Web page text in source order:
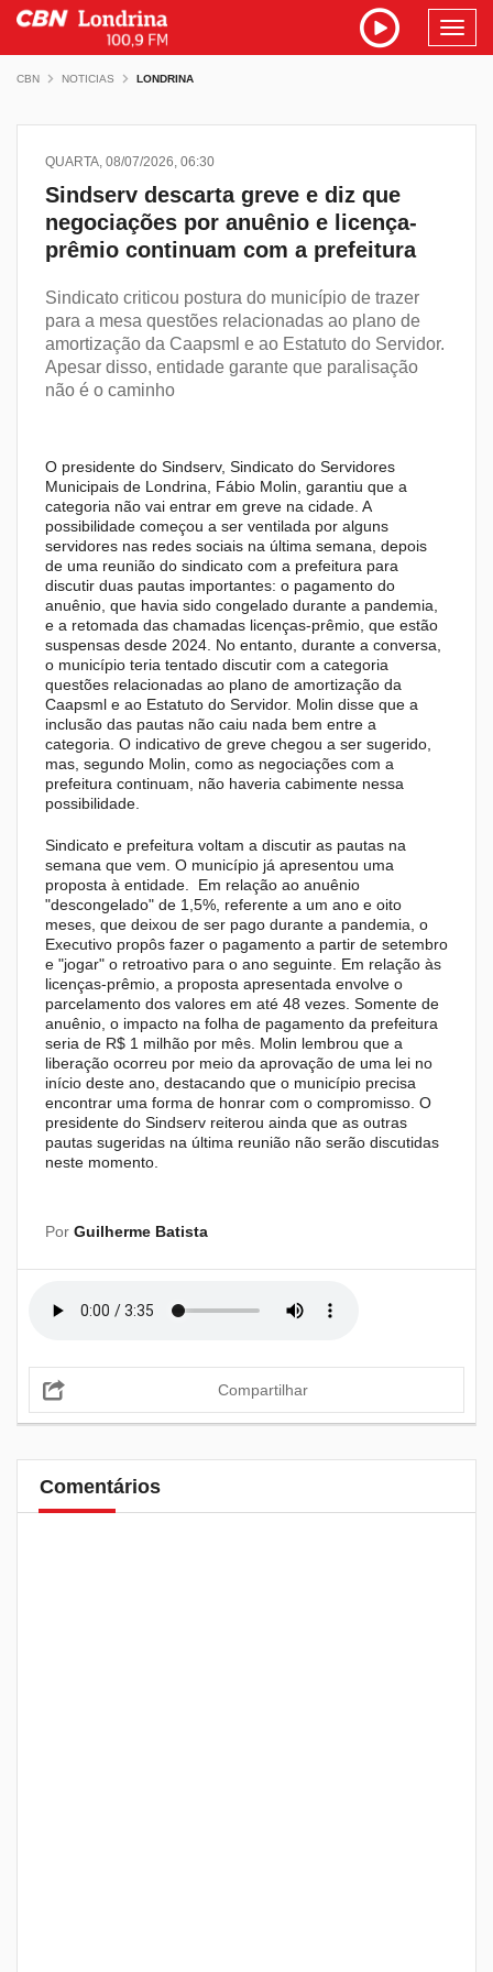
CBN NOTICIAS LONDRINA
QUARTA, 08/07/2026, 06:30
Sindserv descarta greve e diz que
negociações por anuênio e licença-
prêmio continuam com a prefeitura
Sindicato criticou postura do município de trazer
para a mesa questões relacionadas ao plano de
amortização da Caapsml e ao Estatuto do Servidor.
Apesar disso, entidade garante que paralisação
não é o caminho
O presidente do Sindserv, Sindicato do Servidores
Municipais de Londrina, Fábio Molin, garantiu que a
categoria não vai entrar em greve na cidade. A
possibilidade começou a ser ventilada por alguns
servidores nas redes sociais na última semana, depois
de uma reunião do sindicato com a prefeitura para
discutir duas pautas importantes: o pagamento do
anuênio, que havia sido congelado durante a pandemia,
e a retomada das chamadas licenças-prêmio, que estão
suspensas desde 2024. No entanto, durante a conversa,
o município teria tentado discutir com a categoria
questões relacionadas ao plano de amortização da
Caapsml e ao Estatuto do Servidor. Molin disse que a
inclusão das pautas não caiu nada bem entre a
categoria. O indicativo de greve chegou a ser sugerido,
mas, segundo Molin, como as negociações com a
prefeitura continuam, não haveria cabimente nessa
possibilidade.
Sindicato e prefeitura voltam a discutir as pautas na
semana que vem. O município já apresentou uma
proposta à entidade. Em relação ao anuênio
"descongelado" de 1,5%, referente a um ano e oito
meses, que deixou de ser pago durante a pandemia, o
Executivo propôs fazer o pagamento a partir de setembro
e "jogar" o retroativo para o ano seguinte. Em relação às
licenças-prêmio, a proposta apresentada envolve o
parcelamento dos valores em até 48 vezes. Somente de
anuênio, o impacto na folha de pagamento da prefeitura
seria de R$ 1 milhão por mês. Molin lembrou que a
liberação ocorreu por meio da aprovação de uma lei no
início deste ano, destacando que o município precisa
encontrar uma forma de honrar com o compromisso. O
presidente do Sindserv reiterou ainda que as outras
pautas sugeridas na última reunião não serão discutidas
neste momento.
Por Guilherme Batista
Compartilhar
Comentários